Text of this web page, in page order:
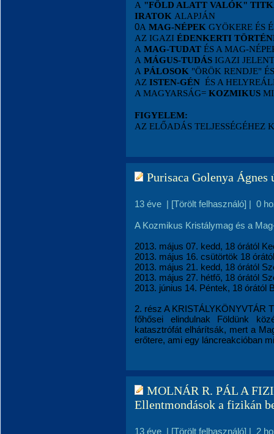
A "FÖLD ALATT VALÓK"
IRATOK ALAPJÁN
0A MAG-NÉPEK GYÖKERE ÉS
AZ IGAZI ÉDENKERTI
A MAG-TUDAT ÉS A MAG-
A MÁGUS-TUDÁS IGAZI
A PÁLOSOK "ÖRÖK RENDJE"
AZ ISTEN-GÉN ÉS A
A MAGYARSÁG= KOZMIKUS
FIGYELEM:
AZ ELŐADÁS TELJESSÉGÉHEZ
Purisaca Golenya Ágnes
13 éve | [Törölt felhasználó] | 0
A Kozmikus Kristálymag és a
2013. május 07. kedd, 18 órától
2013. május 16. csütörtök 18
2013. május 21. kedd, 18 órától
2013. május 27. hétfő, 18 órától
2013. június 14. Péntek, 18 órától
2. rész A KRISTÁLYKÖNYVTÁR
főhősei elindulnak Földünk
katasztrófát elhárítsák, mert a
erőtere, ami egy láncreakcióban
MOLNÁR R. PÁL A
Ellentmondások a fizikán
13 éve | [Törölt felhasználó] | 2